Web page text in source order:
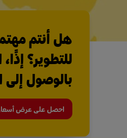
هل أنتم
للتطوير؟
بالوصول
احصل على عرض